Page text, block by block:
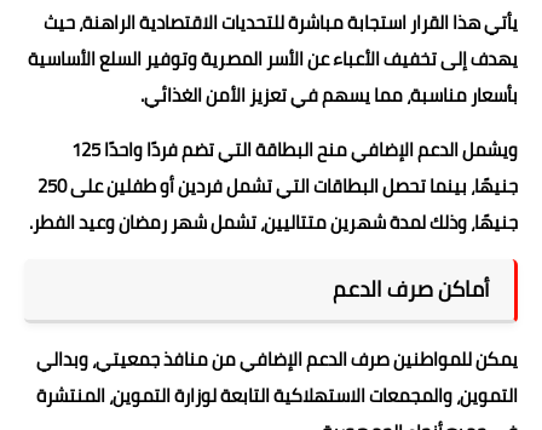
يأتي هذا القرار استجابة مباشرة للتحديات الاقتصادية الراهنة، حيث
يهدف إلى تخفيف الأعباء عن الأسر المصرية وتوفير السلع الأساسية
بأسعار مناسبة، مما يسهم في تعزيز الأمن الغذائي.
ويشمل الدعم الإضافي منح البطاقة التي تضم فردًا واحدًا 125
جنيهًا، بينما تحصل البطاقات التي تشمل فردين أو طفلين على 250
جنيهًا، وذلك لمدة شهرين متتاليين، تشمل شهر رمضان وعيد الفطر.
أماكن صرف الدعم
يمكن للمواطنين صرف الدعم الإضافي من منافذ جمعيتي، وبدالي
التموين، والمجمعات الاستهلاكية التابعة لوزارة التموين، المنتشرة